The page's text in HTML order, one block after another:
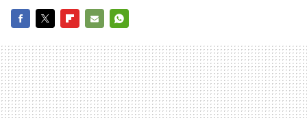
MAIL